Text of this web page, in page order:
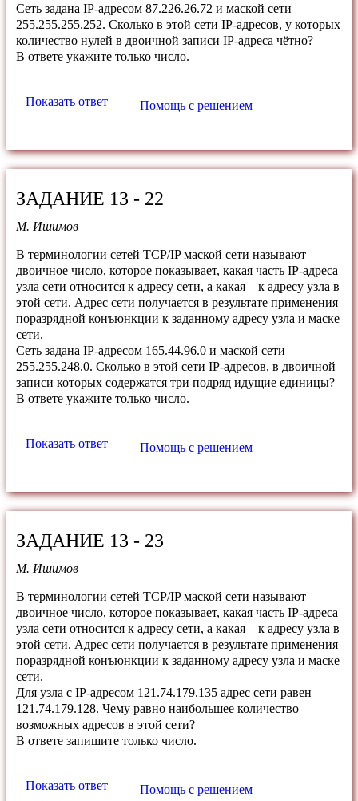
Сеть задана IP-адресом 87.226.26.72 и маской сети
255.255.255.252. Сколько в этой сети IP-адресов, у которых
количество нулей в двоичной записи IP-адреса чётно?
В ответе укажите только число.
Показать ответ Помощь с решением
ЗАДАНИЕ 13 - 22
М. Ишимов
В терминологии сетей TCP/IP маской сети называют
двоичное число, которое показывает, какая часть IP-адреса
узла сети относится к адресу сети, а какая – к адресу узла в
этой сети. Адрес сети получается в результате применения
поразрядной конъюнкции к заданному адресу узла и маске
сети.
Сеть задана IP-адресом 165.44.96.0 и маской сети
255.255.248.0. Сколько в этой сети IP-адресов, в двоичной
записи которых содержатся три подряд идущие единицы?
В ответе укажите только число.
Показать ответ Помощь с решением
ЗАДАНИЕ 13 - 23
М. Ишимов
В терминологии сетей TCP/IP маской сети называют
двоичное число, которое показывает, какая часть IP-адреса
узла сети относится к адресу сети, а какая – к адресу узла в
этой сети. Адрес сети получается в результате применения
поразрядной конъюнкции к заданному адресу узла и маске
сети.
Для узла с IP-адресом 121.74.179.135 адрес сети равен
121.74.179.128. Чему равно наибольшее количество
возможных адресов в этой сети?
В ответе запишите только число.
Показать ответ Помощь с решением